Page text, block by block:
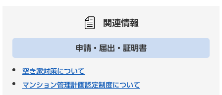
関連情報
申請・届出・証明書
空き家対策について
マンション管理計画認定制度について